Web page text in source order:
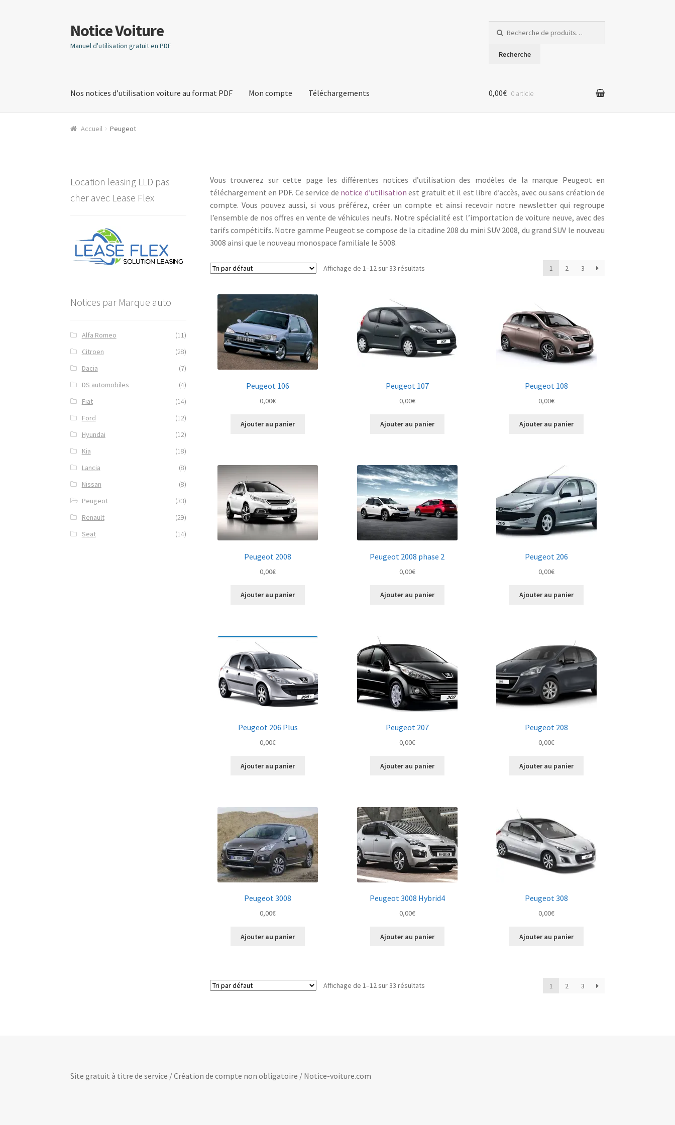
Aller
à
la
Aller
au
contenu
Notice Voiture
Manuel d'utilisation gratuit en PDF
pour :
Recherche
Nos notices d’utilisation voiture au format PDF Mon compte Téléchargements 0,00€ 0 article
Accueil Peugeot
Vous trouverez sur cette page les différentes notices d’utilisation des modèles de la marque Peugeot en
téléchargement en PDF. Ce service de notice d’utilisation est gratuit et il est libre d’accès, avec ou sans création de
compte. Vous pouvez aussi, si vous préférez, créer un compte et ainsi recevoir notre newsletter qui regroupe
l’ensemble de nos offres en vente de véhicules neufs. Notre spécialité est l’importation de voiture neuve, avec des
tarifs compétitifs. Notre gamme Peugeot se compose de la citadine 208 du mini SUV 2008, du grand SUV le nouveau
3008 ainsi que le nouveau monospace familiale le 5008.
Affichage de 1–12 sur 33 résultats 1 2 3
Peugeot 106
0,00€
Ajouter au panier
Peugeot 107
0,00€
Ajouter au panier
Peugeot 108
0,00€
Ajouter au panier
Peugeot 2008
0,00€
Ajouter au panier
Peugeot 2008 phase 2
0,00€
Ajouter au panier
Peugeot 206
0,00€
Ajouter au panier
Peugeot 206 Plus
0,00€
Ajouter au panier
Peugeot 207
0,00€
Ajouter au panier
Peugeot 208
0,00€
Ajouter au panier
Peugeot 3008
0,00€
Ajouter au panier
Peugeot 3008 Hybrid4
0,00€
Ajouter au panier
Peugeot 308
0,00€
Ajouter au panier
Affichage de 1–12 sur 33 résultats 1 2 3
Location leasing LLD pas
cher avec Lease Flex
Notices par Marque auto
Alfa Romeo
(11)
Citroen
(28)
Dacia
(7)
DS automobiles
(4)
Fiat
(14)
Ford
(12)
Hyundai
(12)
Kia
(18)
Lancia
(8)
Nissan
(8)
Peugeot
(33)
Renault
(29)
Seat
(14)
Site gratuit à titre de service / Création de compte non obligatoire / Notice-voiture.com